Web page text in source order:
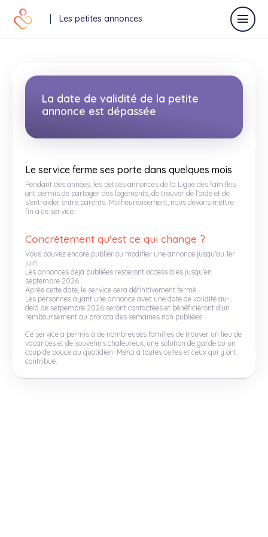
Les petites annonces
Déposer une annonce
Toutes les annonces
Annonces relaisparents
J'offre
Je recherche
Autres
La date de validité de la petite
annonce est dépassée
Le service ferme ses porte dans quelques mois
Pendant des années, les petites annonces de la Ligue des familles
ont permis de partager des logements, de trouver de l’aide et de
s’entraider entre parents. Malheureusement, nous devons mettre
fin à ce service.
Concrètement qu'est ce qui change ?
Vous pouvez encore publier ou modifier une annonce jusqu’au 1er
juin.
Les annonces déjà publiées resteront accessibles jusqu’en
septembre 2026
Après cette date, le service sera définitivement fermé.
Les personnes ayant une annonce avec une date de validité au-
delà de setpembre 2026 seront contactées et bénéficieront d’un
remboursement au prorata des semaines non publiées.
Ce service a permis à de nombreuses familles de trouver un lieu de
vacances et de souvenirs chaleureux, une solution de garde ou un
coup de pouce au quotidien. Merci à toutes celles et ceux qui y ont
contribué.